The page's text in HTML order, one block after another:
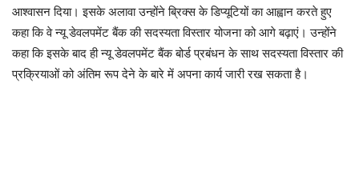
आश्वासन दिया। इसके अलावा उन्होंने ब्रिक्स के डिप्यूटियों का आह्वान करते हुए
कहा कि वे न्यू डेवलपमेंट बैंक की सदस्यता विस्तार योजना को आगे बढ़ाएं। उन्होंने
कहा कि इसके बाद ही न्यू डेवलपमेंट बैंक बोर्ड प्रबंधन के साथ सदस्यता विस्तार की
प्रक्रियाओं को अंतिम रूप देने के बारे में अपना कार्य जारी रख सकता है।